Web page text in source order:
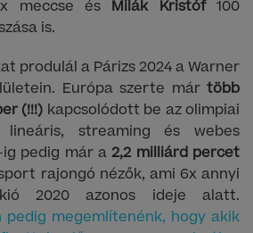
meccse és Milák Kristóf100
is.
produlál a Párizs 2024 a Warner
Európa szerte már több
(!!!) kapcsolódott be az olimpiai
lineáris, streaming és webes
ig pedig már a2,2 milliárd percet
rajongó nézők, ami 6x annyi
2020 azonos ideje alatt.
pedig megemlítenénk, hogy akik